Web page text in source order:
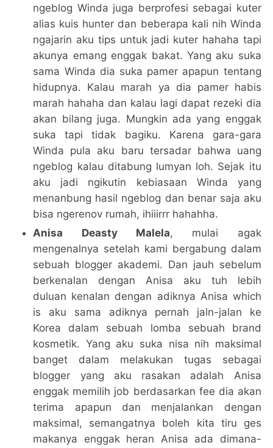
ngeblog Winda juga berprofesi sebagai kuter
alias kuis hunter dan beberapa kali nih Winda
ngajarin aku tips untuk jadi kuter hahaha tapi
akunya emang enggak bakat. Yang aku suka
sama Winda dia suka pamer apapun tentang
hidupnya. Kalau marah ya dia pamer habis
marah hahaha dan kalau lagi dapat rezeki dia
akan bilang juga. Mungkin ada yang enggak
suka tapi tidak bagiku. Karena gara-gara
Winda pula aku baru tersadar bahwa uang
ngeblog kalau ditabung lumyan loh. Sejak itu
aku jadi ngikutin kebiasaan Winda yang
menanbung hasil ngeblog dan benar saja aku
bisa ngerenov rumah, ihiiirrr hahahha.
Anisa Deasty Malela, mulai agak
mengenalnya setelah kami bergabung dalam
sebuah blogger akademi. Dan jauh sebelum
berkenalan dengan Anisa aku tuh lebih
duluan kenalan dengan adiknya Anisa which
is aku sama adiknya pernah jaln-jalan ke
Korea dalam sebuah lomba sebuah brand
kosmetik. Yang aku suka nisa nih maksimal
banget dalam melakukan tugas sebagai
blogger yang aku rasakan adalah Anisa
enggak memilih job berdasarkan fee dia akan
terima apapun dan menjalankan dengan
maksimal, semangatnya boleh kita tiru ges
makanya enggak heran Anisa ada dimana-